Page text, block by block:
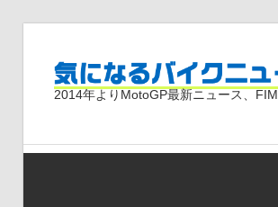
2014年よりMotoGP最新ニュース、